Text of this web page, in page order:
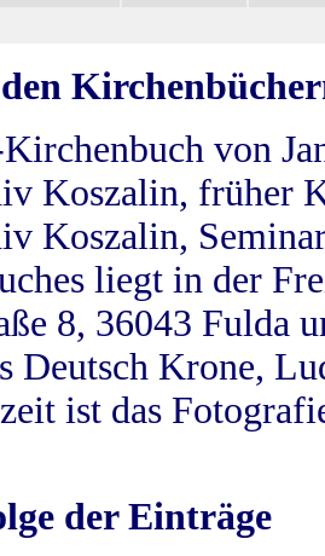
von
Koszalin, früher
Koszalin,
liegt in der
8, 36043 Fulda
Deutsch Krone,
ist das
der Einträge